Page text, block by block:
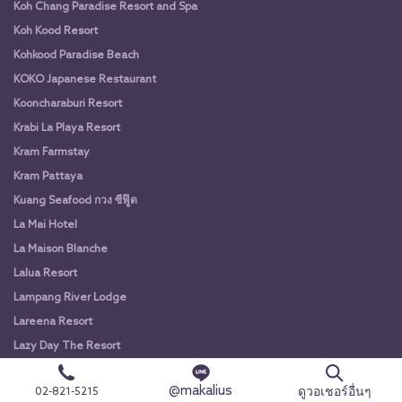
Koh Chang Paradise Resort and Spa
Koh Kood Resort
Kohkood Paradise Beach
KOKO Japanese Restaurant
Kooncharaburi Resort
Krabi La Playa Resort
Kram Farmstay
Kram Pattaya
Kuang Seafood กวง ซีฟู๊ด
La Mai Hotel
La Maison Blanche
Lalua Resort
Lampang River Lodge
Lareena Resort
Lazy Day The Resort
Le Bali Resort & Spa Pattaya
Le Charme
02-821-5215 @makalius ดูวอเชอร์อื่นๆ